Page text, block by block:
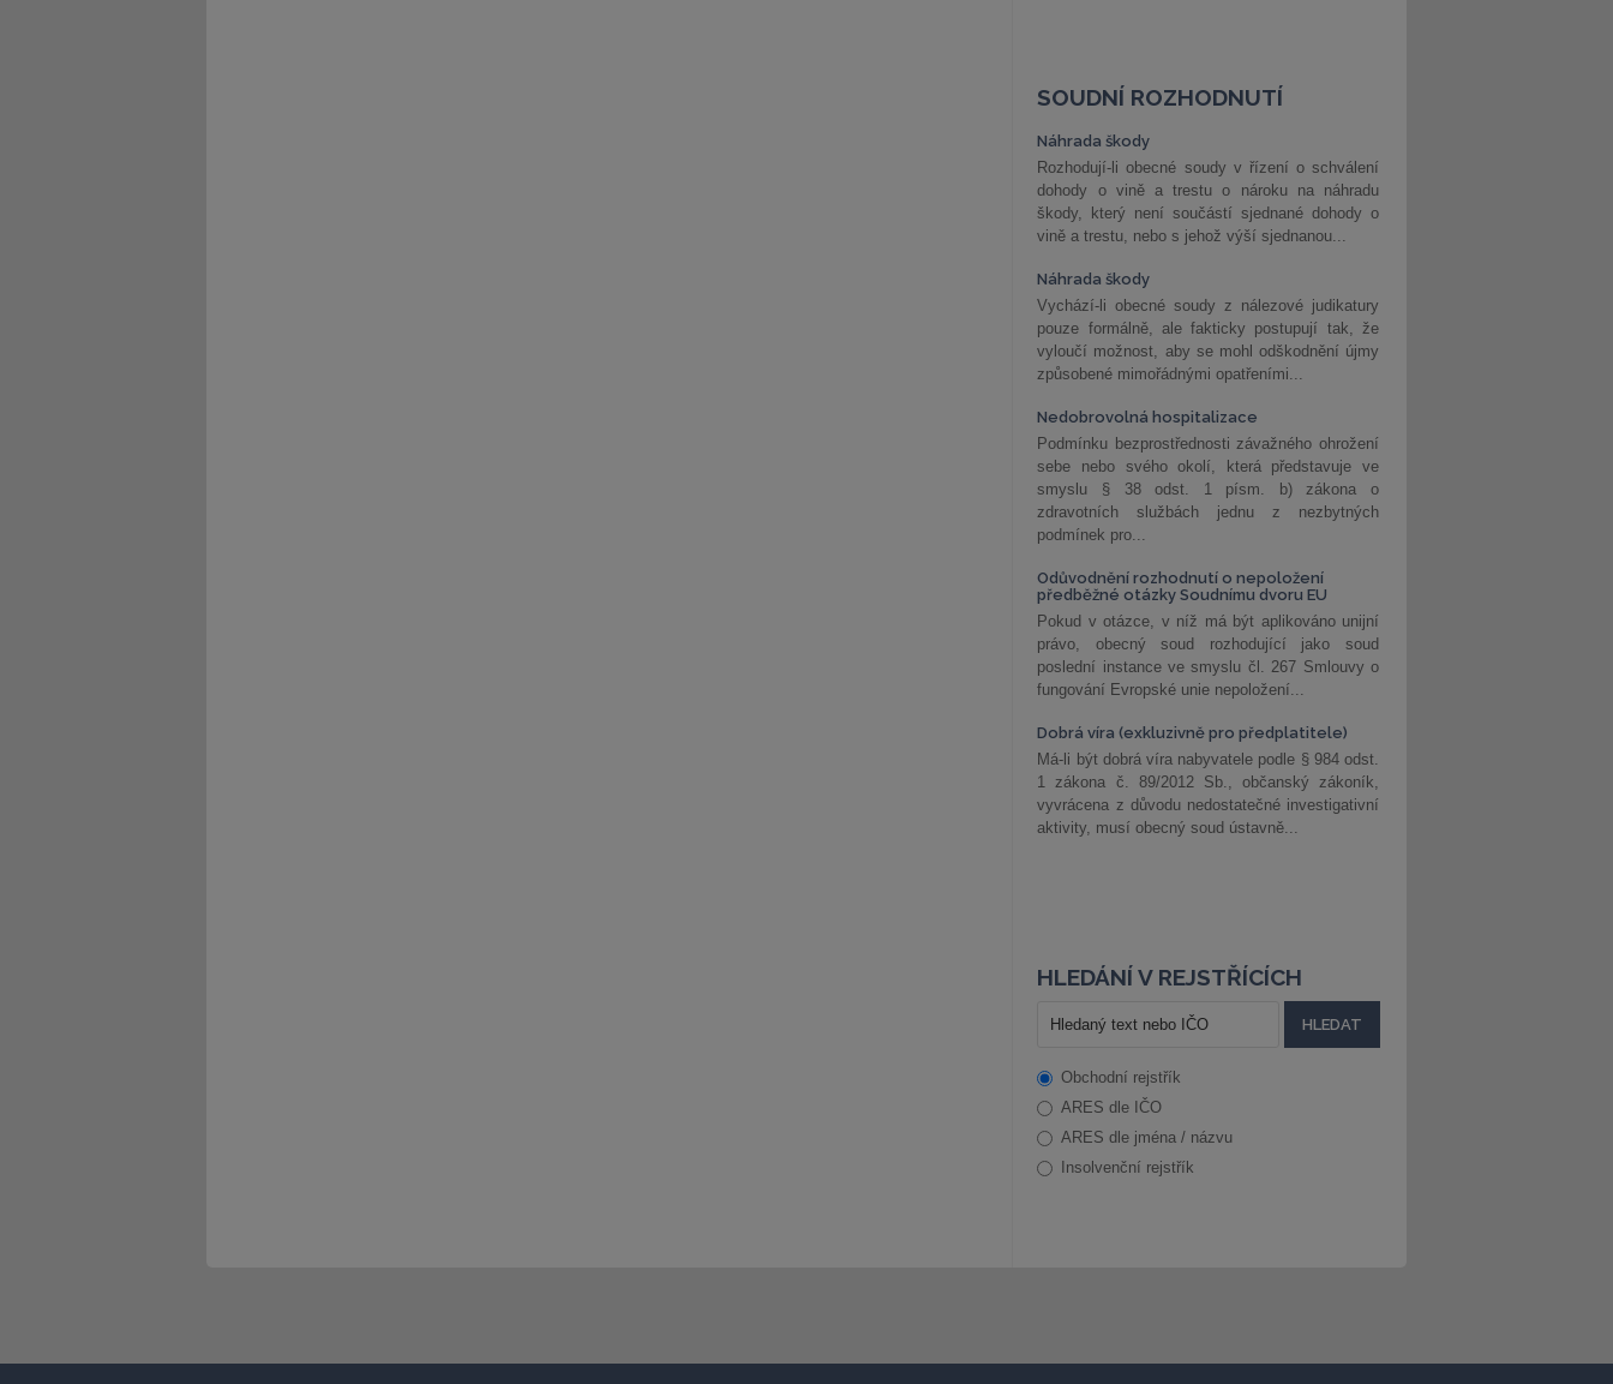
SOUDNÍ ROZHODNUTÍ
Náhrada škody
Rozhodují-li obecné soudy v řízení o schválení
dohody o vině a trestu o nároku na náhradu
škody, který není součástí sjednané dohody o
vině a trestu, nebo s jehož výší sjednanou...
Náhrada škody
Vychází-li obecné soudy z nálezové judikatury
pouze formálně, ale fakticky postupují tak, že
vyloučí možnost, aby se mohl odškodnění újmy
způsobené mimořádnými opatřeními...
Nedobrovolná hospitalizace
Podmínku bezprostřednosti závažného ohrožení
sebe nebo svého okolí, která představuje ve
smyslu § 38 odst. 1 písm. b) zákona o
zdravotních službách jednu z nezbytných
podmínek pro...
Odůvodnění rozhodnutí o nepoložení
předběžné otázky Soudnímu dvoru EU
Pokud v otázce, v níž má být aplikováno unijní
právo, obecný soud rozhodující jako soud
poslední instance ve smyslu čl. 267 Smlouvy o
fungování Evropské unie nepoložení...
Dobrá víra (exkluzivně pro předplatitele)
Má-li být dobrá víra nabyvatele podle § 984 odst.
1 zákona č. 89/2012 Sb., občanský zákoník,
vyvrácena z důvodu nedostatečné investigativní
aktivity, musí obecný soud ústavně...
HLEDÁNÍ V REJSTŘÍCÍCH
Obchodní rejstřík
ARES dle IČO
ARES dle jména / názvu
Insolvenční rejstřík